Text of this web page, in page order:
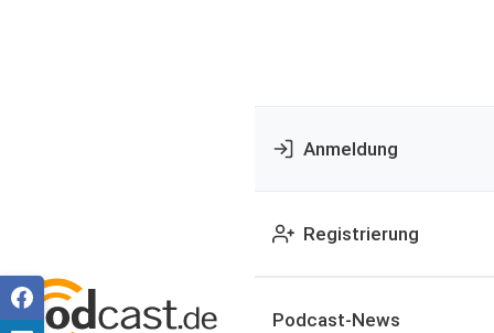
Anmeldung
Registrierung
Podcast-News